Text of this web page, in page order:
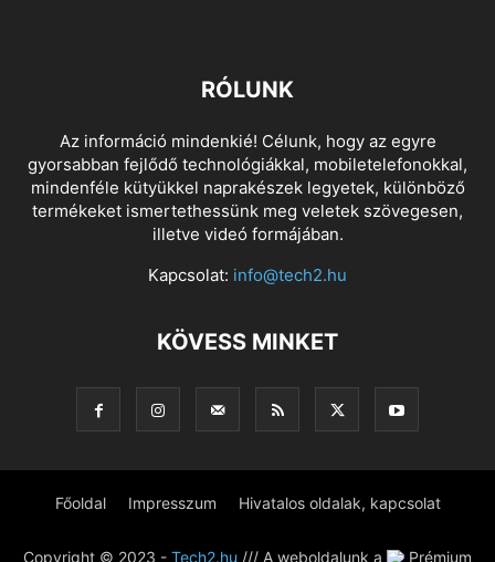
RÓLUNK
Az információ mindenkié! Célunk, hogy az egyre
gyorsabban fejlődő technológiákkal, mobiletelefonokkal,
mindenféle kütyükkel naprakészek legyetek, különböző
termékeket ismertethessünk meg veletek szövegesen,
illetve videó formájában.
Kapcsolat: info@tech2.hu
KÖVESS MINKET
Főoldal Impresszum Hivatalos oldalak, kapcsolat
Copyright © 2023 - Tech2.hu /// A weboldalunk a Prémium